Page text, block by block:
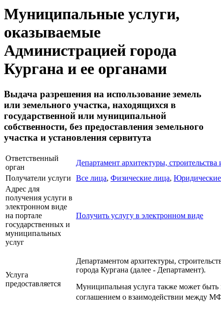
Муниципальные услуги,
оказываемые
Администрацией города
Кургана и ее органами
Выдача разрешения на использование земель
или земельного участка, находящихся в
государственной или муниципальной
собственности, без предоставления земельного
участка и установления сервитута
Ответственный
орган
Департамент архитектуры,
Получатели услуги
Все лица, Физические лица,
Адрес для
получения услуги в
электронном виде
на портале
государственных и
муниципальных
услуг
Получить услугу в электронном виде
Услуга
предоставляется
Департаментом архитектуры,
города Кургана (далее - Департамент).
Муниципальная услуга также может быть
соглашением о взаимодействии между